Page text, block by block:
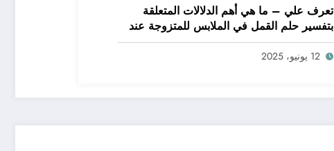
تعرف علي – ما هي أهم الدلالات المتعلقة
بتفسير حلم القمل في الملابس للمتزوجة عند
ابن سيرين؟ – بالتفصيل
12 يونيو، 2025